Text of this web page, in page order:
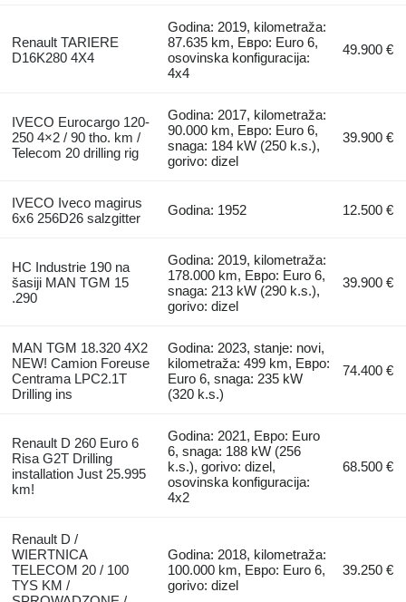
Renault TARIERE
D16K280 4X4
Godina: 2019, kilometraža:
87.635 km, Евро: Euro 6,
osovinska konfiguracija:
4x4
49.900 €
IVECO Eurocargo 120-
250 4×2 / 90 tho. km /
Telecom 20 drilling rig
Godina: 2017, kilometraža:
90.000 km, Евро: Euro 6,
snaga: 184 kW (250 k.s.),
gorivo: dizel
39.900 €
IVECO Iveco magirus
6x6 256D26 salzgitter
Godina: 1952 12.500 €
HC Industrie 190 na
šasiji MAN TGM 15
.290
Godina: 2019, kilometraža:
178.000 km, Евро: Euro 6,
snaga: 213 kW (290 k.s.),
gorivo: dizel
39.900 €
MAN TGM 18.320 4X2
NEW! Camion Foreuse
Centrama LPC2.1T
Drilling ins
Godina: 2023, stanje: novi,
kilometraža: 499 km, Евро:
Euro 6, snaga: 235 kW
(320 k.s.)
74.400 €
Renault D 260 Euro 6
Risa G2T Drilling
installation Just 25.995
km!
Godina: 2021, Евро: Euro
6, snaga: 188 kW (256
k.s.), gorivo: dizel,
osovinska konfiguracija:
4x2
68.500 €
Renault D /
WIERTNICA
TELECOM 20 / 100
TYS KM /
Godina: 2018, kilometraža:
100.000 km, Евро: Euro 6,
gorivo: dizel
39.250 €